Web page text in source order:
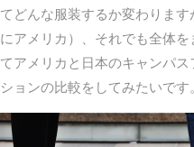
てどんな服装するか変わります
にアメリカ）、それでも全体を
てアメリカと日本のキャンパス
ションの比較をしてみたいです。